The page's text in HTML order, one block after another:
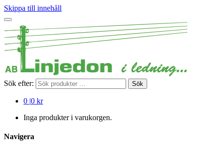
Skippa till innehåll
Sök efter: Sök
0 |0 kr
Inga produkter i varukorgen.
Navigera